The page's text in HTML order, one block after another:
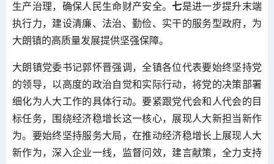
生产治理，确保人民生命财产安全。七是进一步提升末端
执行力，建设清廉、法治、勤俭、实干的服务型政府，为
大朗镇的高质量发展提供坚强保障。
大朗镇党委书记郭怀晋强调，全镇各位代表要始终坚持党
的领导，以高度的政治自觉和实际行动，将党的决策部署
细化为人大工作的具体行动。要紧跟党代会和人代会的目
标任务，围绕经济稳增长这一核心，展现人大新担当新作
为。要始终坚持服务大局，在推动经济稳增长上展现人大
新作为，深入企业一线，监督问效，建言献策，全力支持